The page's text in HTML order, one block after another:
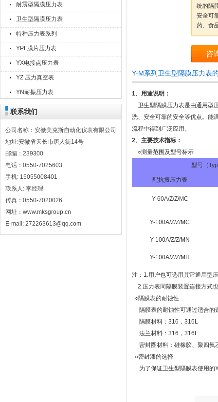
耐震型隔膜压力表
卫生型隔膜压力表
特种压力表系列
YPF膜片压力表
YX电接点压力表
YZ 压力真空表
YN耐振压力表
联系我们
公司名称：安徽美克斯自动化仪表有限公司
地址:安徽省天长市唐人街14号
邮编：239300
电话：0550-7025603
手机: 15055008401
联系人: 李经理
传真：0550-7020026
网址：www.mksgroup.cn
E-mail: 272263613@qq.com
统的隔
安全可
药、食
咨
Y-M系列卫生型隔膜压力表
1、用途说明：
卫生型隔膜压力表是由通用型
洗、安全可靠的安全等优点。能
流程中得到广泛应用。
2、主要技术指标：
○测量范围及型号标示
型号（
配抗振压力表
Y-60A/Z/Z/MC
Y-100A/Z/Z/MC
Y-100A/Z/Z/MN
Y-100A/Z/Z/MH
注：1.用户也可选用其它通用型
2.压力表同隔膜装置连接方式
○隔膜表的耐蚀性
隔膜表的耐蚀性可通过适合的
隔膜材料：316，316L
法兰材料：316，316L
密封圈材料：硅橡胶、聚四氟
○密封液的选择
为了保证卫生型隔膜表使用的